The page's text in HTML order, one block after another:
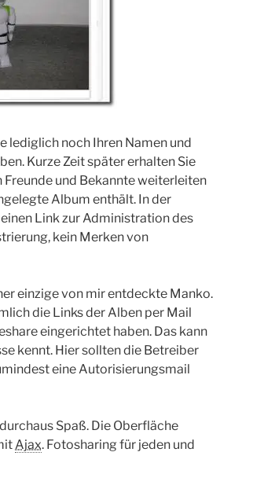
lediglich noch Ihren Namen und
Kurze Zeit später erhalten Sie
Freunde und Bekannte weiterleiten
Album enthält. In der
Link zur Administration des
kein Merken von
einzige von mir entdeckte Manko.
die Links der Alben per Mail
eingerichtet haben. Das kann
kennt. Hier sollten die Betreiber
eine Autorisierungsmail
Spaß. Die Oberfläche
Ajax. Fotosharing für jeden und